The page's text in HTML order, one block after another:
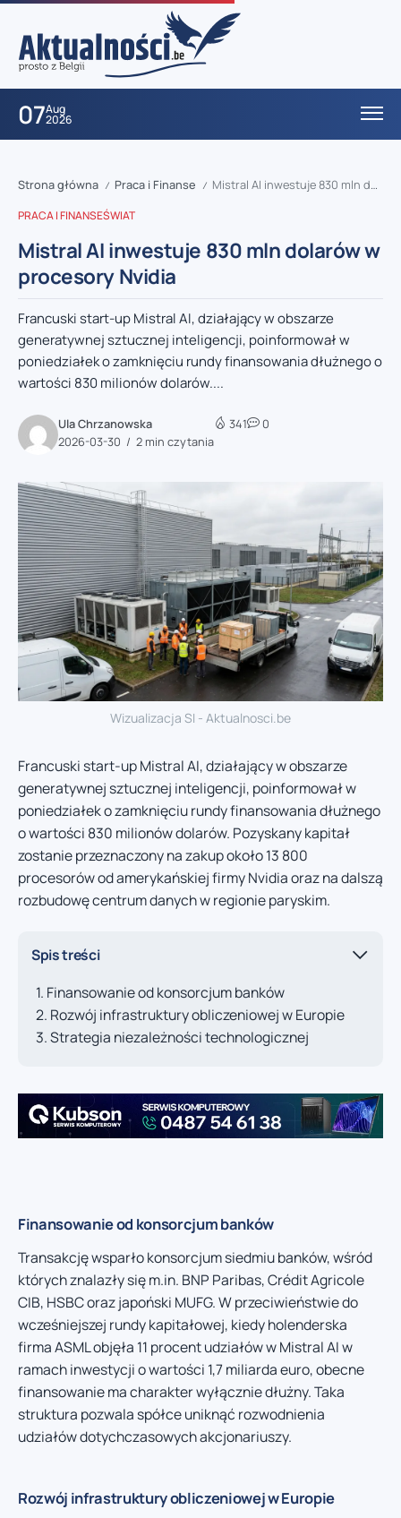
07Aug
2026
Strona główna / Praca i Finanse / Mistral AI inwestuje 830 mln dolarów w procesory Nvidia
PRACA I FINANSEŚWIAT
Mistral AI inwestuje 830 mln dolarów w
procesory Nvidia
Francuski start-up Mistral AI, działający w obszarze
generatywnej sztucznej inteligencji, poinformował w
poniedziałek o zamknięciu rundy finansowania dłużnego o
wartości 830 milionów dolarów....
Ula Chrzanowska
2026-03-30
2 min czytania
341 0
Wizualizacja SI - Aktualnosci.be
Francuski start-up Mistral AI, działający w obszarze
generatywnej sztucznej inteligencji, poinformował w
poniedziałek o zamknięciu rundy finansowania dłużnego
o wartości 830 milionów dolarów. Pozyskany kapitał
zostanie przeznaczony na zakup około 13 800
procesorów od amerykańskiej firmy Nvidia oraz na dalszą
rozbudowę centrum danych w regionie paryskim.
Spis treści
Finansowanie od konsorcjum banków
Rozwój infrastruktury obliczeniowej w Europie
Strategia niezależności technologicznej
Finansowanie od konsorcjum banków
Transakcję wsparło konsorcjum siedmiu banków, wśród
których znalazły się m.in. BNP Paribas, Crédit Agricole
CIB, HSBC oraz japoński MUFG. W przeciwieństwie do
wcześniejszej rundy kapitałowej, kiedy holenderska
firma ASML objęła 11 procent udziałów w Mistral AI w
ramach inwestycji o wartości 1,7 miliarda euro, obecne
finansowanie ma charakter wyłącznie dłużny. Taka
struktura pozwala spółce uniknąć rozwodnienia
udziałów dotychczasowych akcjonariuszy.
Rozwój infrastruktury obliczeniowej w Europie